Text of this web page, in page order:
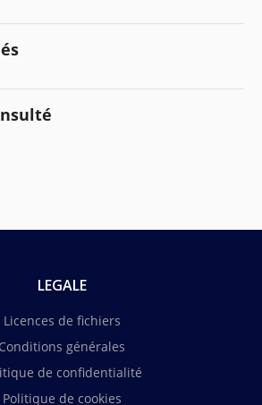
LEGALE
Licences de fichiers
Conditions générales
de confidentialité
Politique de cookies